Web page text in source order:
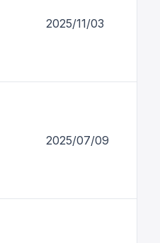
2025/11/03
2025/07/09